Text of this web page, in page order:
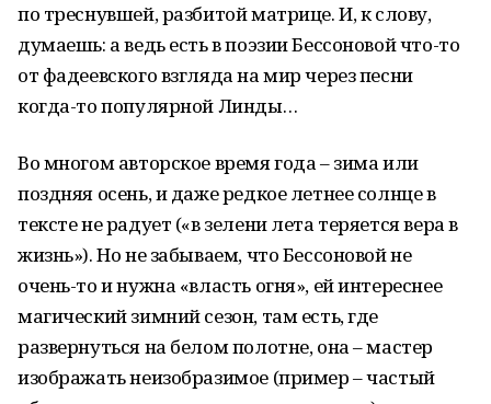
по треснувшей, разбитой матрице. И, к слову,
думаешь: а ведь есть в поэзии Бессоновой что-то
от фадеевского взгляда на мир через песни
когда-то популярной Линды…
Во многом авторское время года – зима или
поздняя осень, и даже редкое летнее солнце в
тексте не радует («в зелени лета теряется вера в
жизнь»). Но не забываем, что Бессоновой не
очень-то и нужна «власть огня», ей интереснее
магический зимний сезон, там есть, где
развернуться на белом полотне, она – мастер
изображать неизобразимое (пример – частый